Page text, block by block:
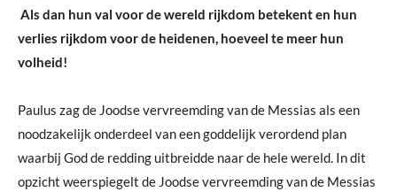
Als dan hun val voor de wereld rijkdom betekent en hun
verlies rijkdom voor de heidenen, hoeveel te meer hun
volheid!
Paulus zag de Joodse vervreemding van de Messias als een
noodzakelijk onderdeel van een goddelijk verordend plan
waarbij God de redding uitbreidde naar de hele wereld. In dit
opzicht weerspiegelt de Joodse vervreemding van de Messias